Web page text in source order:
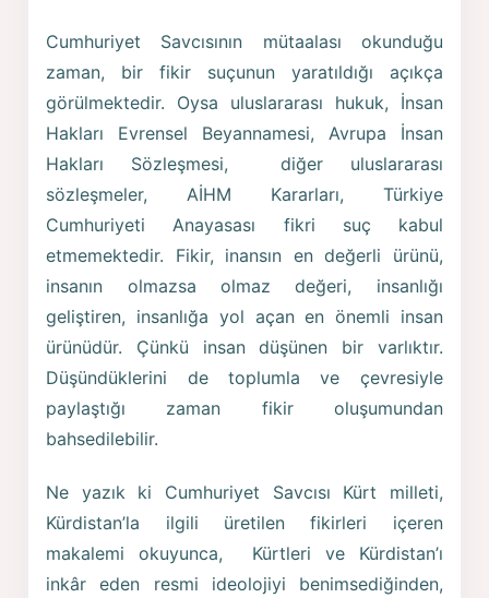
Cumhuriyet Savcısının mütaalası okunduğu
zaman, bir fikir suçunun yaratıldığı açıkça
görülmektedir. Oysa uluslararası hukuk, İnsan
Hakları Evrensel Beyannamesi, Avrupa İnsan
Hakları Sözleşmesi, diğer uluslararası
sözleşmeler, AİHM Kararları, Türkiye
Cumhuriyeti Anayasası fikri suç kabul
etmemektedir. Fikir, inansın en değerli ürünü,
insanın olmazsa olmaz değeri, insanlığı
geliştiren, insanlığa yol açan en önemli insan
ürünüdür. Çünkü insan düşünen bir varlıktır.
Düşündüklerini de toplumla ve çevresiyle
paylaştığı zaman fikir oluşumundan
bahsedilebilir.
Ne yazık ki Cumhuriyet Savcısı Kürt milleti,
Kürdistan’la ilgili üretilen fikirleri içeren
makalemi okuyunca, Kürtleri ve Kürdistan’ı
inkâr eden resmi ideolojiyi benimsediğinden,